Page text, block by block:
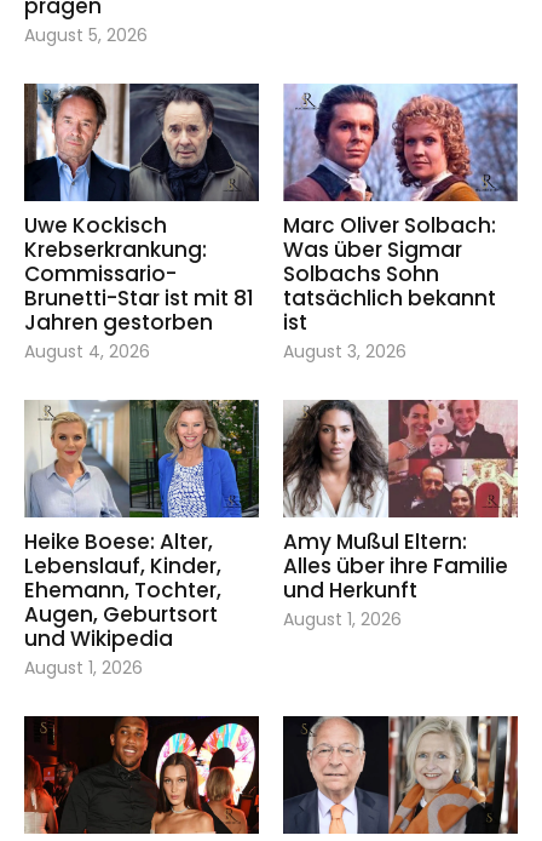
prägen
August 5, 2026
Uwe Kockisch
Krebserkrankung:
Commissario-
Brunetti-Star ist mit 81
Jahren gestorben
August 4, 2026
Marc Oliver Solbach:
Was über Sigmar
Solbachs Sohn
tatsächlich bekannt
ist
August 3, 2026
Heike Boese: Alter,
Lebenslauf, Kinder,
Ehemann, Tochter,
Augen, Geburtsort
und Wikipedia
August 1, 2026
Amy Mußul Eltern:
Alles über ihre Familie
und Herkunft
August 1, 2026